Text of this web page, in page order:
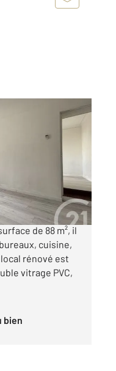
- Local
de 88 m², il
cuisine,
rénové est
vitrage PVC,
bien